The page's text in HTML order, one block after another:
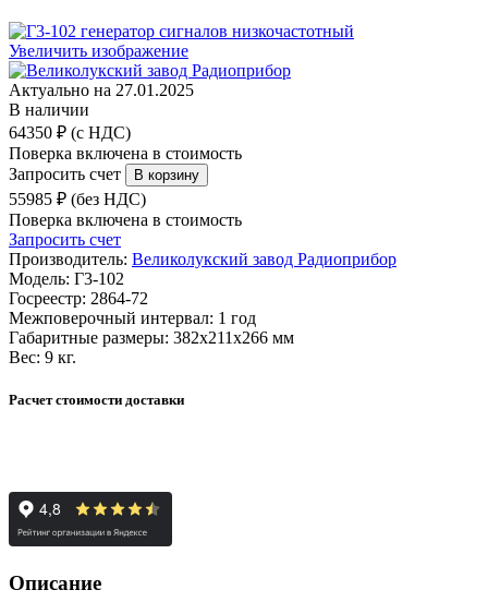
Увеличить изображение
Актуально на 27.01.2025
В наличии
64350 ₽ (с НДС)
Поверка включена в стоимость
Запросить счет
55985 ₽ (без НДС)
Поверка включена в стоимость
Запросить счет
Производитель: Великолукский завод Радиоприбор
Модель: Г3-102
Госреестр: 2864-72
Межповерочный интервал: 1 год
Габаритные размеры: 382х211х266 мм
Вес: 9 кг.
Расчет стоимости доставки
Описание